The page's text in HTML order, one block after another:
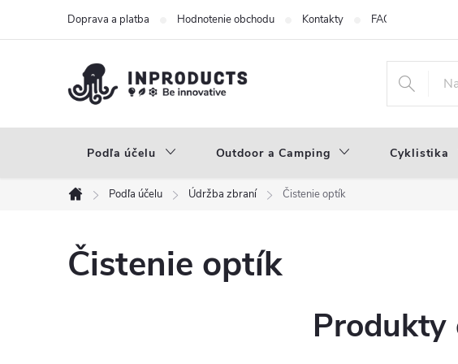
Doprava a platba Hodnotenie obchodu Kontakty FAQ
Podľa účelu Outdoor a Camping Cyklistika
Domov
Podľa účelu Údržba zbraní Čistenie optík
Čistenie optík
Produkty